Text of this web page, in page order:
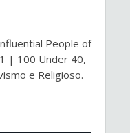
People of
| 100 Under 40,
e Religioso.